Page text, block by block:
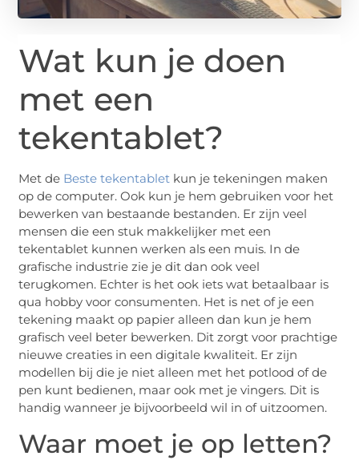
Wat kun je doen
met een
tekentablet?
Met de Beste tekentablet kun je tekeningen maken
op de computer. Ook kun je hem gebruiken voor het
bewerken van bestaande bestanden. Er zijn veel
mensen die een stuk makkelijker met een
tekentablet kunnen werken als een muis. In de
grafische industrie zie je dit dan ook veel
terugkomen. Echter is het ook iets wat betaalbaar is
qua hobby voor consumenten. Het is net of je een
tekening maakt op papier alleen dan kun je hem
grafisch veel beter bewerken. Dit zorgt voor prachtige
nieuwe creaties in een digitale kwaliteit. Er zijn
modellen bij die je niet alleen met het potlood of de
pen kunt bedienen, maar ook met je vingers. Dit is
handig wanneer je bijvoorbeeld wil in of uitzoomen.
Waar moet je op letten?